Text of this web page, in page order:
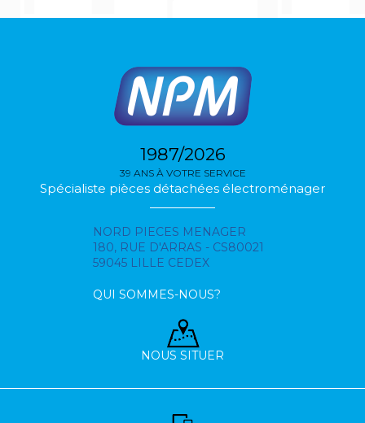
1987/2026
39 ANS À VOTRE SERVICE
Spécialiste pièces détachées électroménager
NORD PIECES MENAGER
180, RUE D'ARRAS - CS80021
59045 LILLE CEDEX
QUI SOMMES-NOUS?
NOUS SITUER